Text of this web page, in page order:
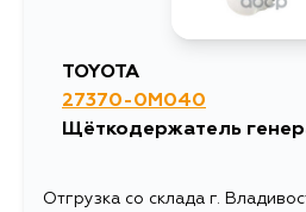
TOYOTA
27370-0M040
Щёткодержатель
Отгрузка со склада г.